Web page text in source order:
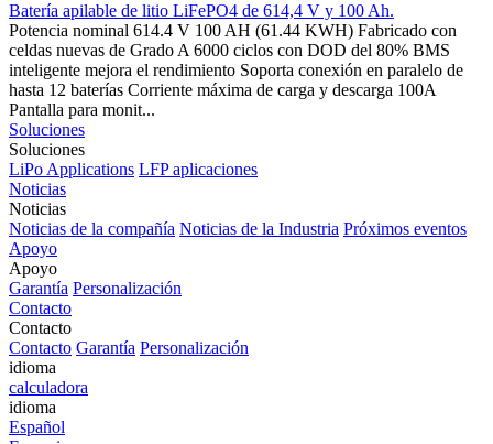
Batería apilable de litio LiFePO4 de 614,4 V y 100 Ah.
Potencia nominal 614.4 V 100 AH (61.44 KWH) Fabricado con
celdas nuevas de Grado A 6000 ciclos con DOD del 80% BMS
inteligente mejora el rendimiento Soporta conexión en paralelo de
hasta 12 baterías Corriente máxima de carga y descarga 100A
Pantalla para monit...
Soluciones
Soluciones
LiPo Applications LFP aplicaciones
Noticias
Noticias
Noticias de la compañía Noticias de la Industria Próximos eventos
Apoyo
Apoyo
Garantía Personalización
Contacto
Contacto
Contacto Garantía Personalización
idioma
calculadora
idioma
Español